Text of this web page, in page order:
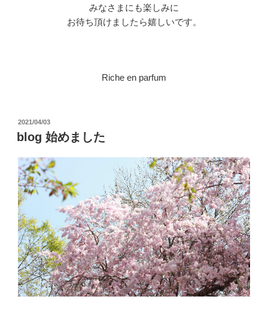
みなさまにも楽しみに
お待ち頂けましたら嬉しいです。
Riche en parfum
投
稿
日:
2021/04/03
blog 始めました